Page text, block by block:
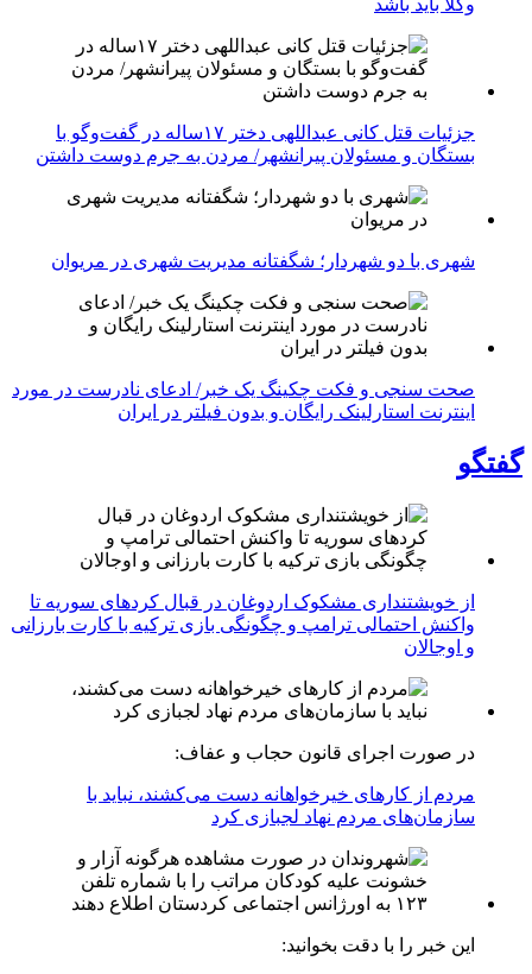
وکلا باید باشد
جزئیات قتل کانی عبداللهی دختر ۱۷ساله در گفت‌وگو با
بستگان و مسئولان پیرانشهر/ مردن به جرم دوست داشتن
شهری با دو شهردار؛ شگفتانه مدیریت شهری در مریوان
صحت سنجی و فکت چکینگ یک خبر/ ادعای نادرست در مورد
اینترنت استارلینک رایگان و بدون فیلتر در ایران
گفتگو
از خویشتنداری مشکوک اردوغان در قبال کردهای سوریه تا
واکنش احتمالی ترامپ و چگونگی بازی ترکیه با کارت بارزانی
و اوجالان
در صورت اجرای قانون حجاب و عفاف:
مردم از کارهای خیرخواهانه دست می‌کشند، نباید با
سازمان‌های مردم نهاد لجبازی کرد
این خبر را با دقت بخوانید: